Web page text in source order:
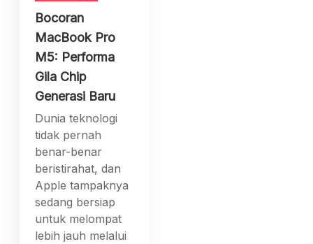
Bocoran
MacBook Pro
M5: Performa
Gila Chip
Generasi Baru
Dunia teknologi
tidak pernah
benar-benar
beristirahat, dan
Apple tampaknya
sedang bersiap
untuk melompat
lebih jauh melalui